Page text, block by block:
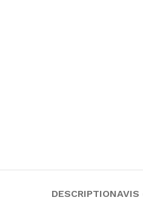
DESCRIPTIONAVIS